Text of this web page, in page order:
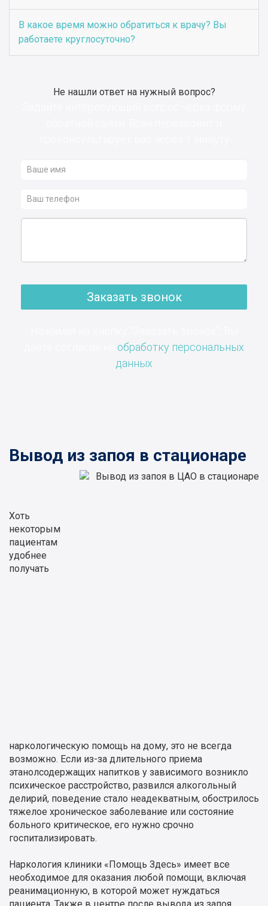
В какое время можно обратиться к врачу? Вы
работаете круглосуточно?
Не нашли ответ на нужный вопрос?
Заказать звонок
обработку персональных
данных
Вывод из запоя в стационаре
Хоть
некоторым
пациентам
удобнее
получать
наркологическую помощь на дому, это не всегда
возможно. Если из-за длительного приема
этанолсодержащих напитков у зависимого возникло
психическое расстройство, развился алкогольный
делирий, поведение стало неадекватным, обострилось
тяжелое хроническое заболевание или состояние
больного критическое, его нужно срочно
госпитализировать.
Наркология клиники «Помощь Здесь» имеет все
необходимое для оказания любой помощи, включая
реанимационную, в которой может нуждаться